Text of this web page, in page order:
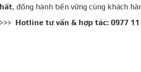
, đồng hành bền vững cùng khách
Hotline tư vấn & hợp tác: 0977 11